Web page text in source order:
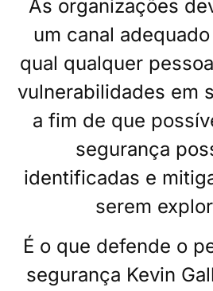
As organizações
um canal
qual qualquer
vulnerabilidades em
a fim de que
segurança
identificadas e
serem
É o que defende o
segurança Kevin